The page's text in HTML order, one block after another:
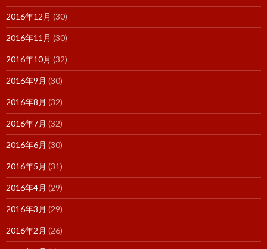
2016年12月 (30)
2016年11月 (30)
2016年10月 (32)
2016年9月 (30)
2016年8月 (32)
2016年7月 (32)
2016年6月 (30)
2016年5月 (31)
2016年4月 (29)
2016年3月 (29)
2016年2月 (26)